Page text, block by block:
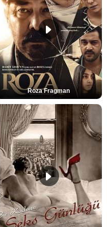
Roza Fragman